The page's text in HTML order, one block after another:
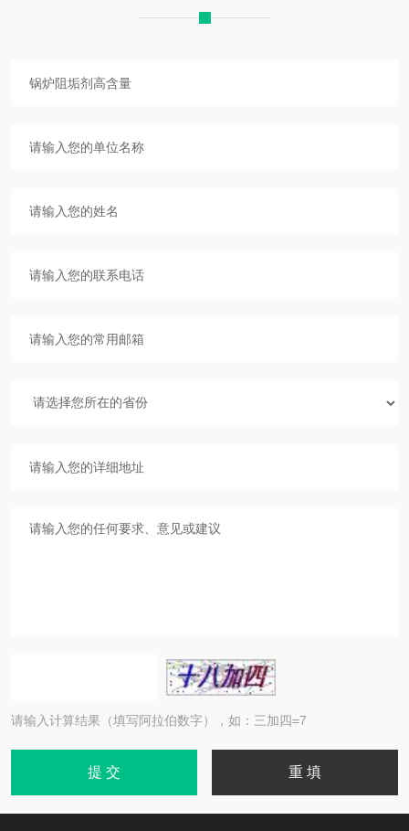
请输入计算结果（填写阿拉伯数字），如：三加四=7